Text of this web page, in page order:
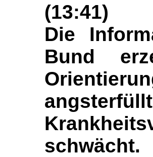
(13:41)
Die
Bund
schwächt.